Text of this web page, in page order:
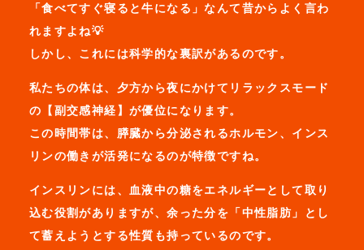
「食べてすぐ寝ると牛になる」なんて昔からよく言わ
れますよね💡
しかし、これには科学的な裏訳があるのです。
私たちの体は、夕方から夜にかけてリラックスモード
の【副交感神経】が優位になります。
この時間帯は、膵臓から分泌されるホルモン、インス
リンの働きが活発になるのが特徴ですね。
インスリンには、血液中の糖をエネルギーとして取り
込む役割がありますが、余った分を「中性脂肪」とし
て蓄えようとする性質も持っているのです。